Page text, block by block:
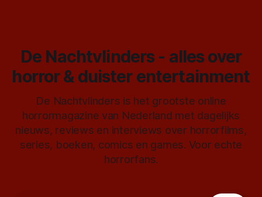
De Nachtvlinders - alles over
horror & duister entertainment
De Nachtvlinders is het grootste online
horrormagazine van Nederland met dagelijks
nieuws, reviews en interviews over horrorfilms,
series, boeken, comics en games. Voor echte
horrorfans.